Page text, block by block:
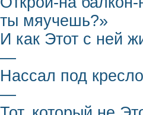
ты мяучешь?»
И как Этот с ней
—
Нассал под
—